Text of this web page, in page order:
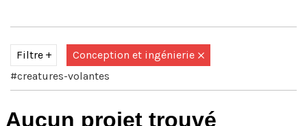
Filtre Conception et ingénierie
Direction artistique Graphisme d'exposition
#creatures-volantes
Aucun projet trouvé